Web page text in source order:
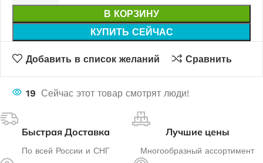
В КОРЗИНУ
КУПИТЬ СЕЙЧАС
Добавить в список желаний Сравнить
19 Сейчас этот товар смотрят люди!
Быстрая Доставка
По всей России и СНГ
Лучшие цены
Многообразный ассортимент